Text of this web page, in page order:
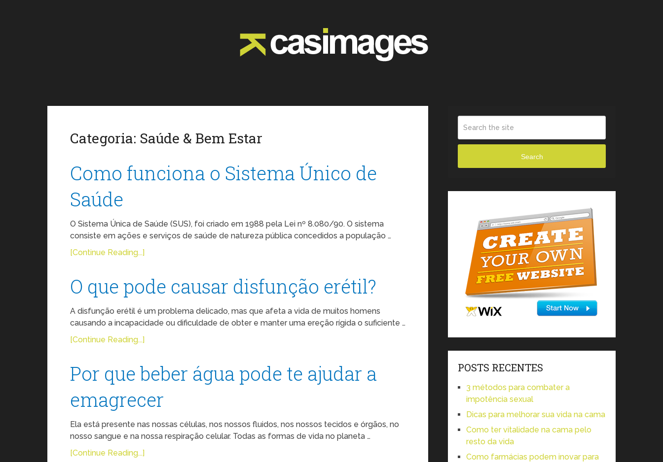
Categoria: Saúde & Bem Estar
Como funciona o Sistema Único de
Saúde
O Sistema Única de Saúde (SUS), foi criado em 1988 pela Lei nº 8.080/90. O sistema
consiste em ações e serviços de saúde de natureza pública concedidos a população …
[Continue Reading...]
O que pode causar disfunção erétil?
A disfunção erétil é um problema delicado, mas que afeta a vida de muitos homens
causando a incapacidade ou dificuldade de obter e manter uma ereção rígida o suficiente …
[Continue Reading...]
Por que beber água pode te ajudar a
emagrecer
Ela está presente nas nossas células, nos nossos fluidos, nos nossos tecidos e órgãos, no
nosso sangue e na nossa respiração celular. Todas as formas de vida no planeta …
[Continue Reading...]
Search
POSTS RECENTES
3 métodos para combater a
impotência sexual
Dicas para melhorar sua vida na cama
Como ter vitalidade na cama pelo
resto da vida
Como farmácias podem inovar para